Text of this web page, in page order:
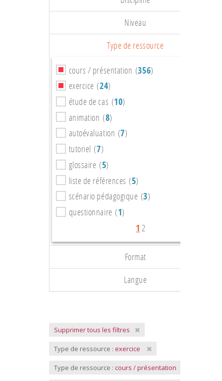
Niveau
Type de ressource
cours / présentation (356)
exercice (24)
étude de cas (10)
animation (8)
autoévaluation (7)
tutoriel (7)
glossaire (5)
liste de références (5)
scénario pédagogique (3)
questionnaire (1)
1 2
Format
Langue
Supprimer tous les filtres
Type de ressource : exercice
Type de ressource : cours / présentation